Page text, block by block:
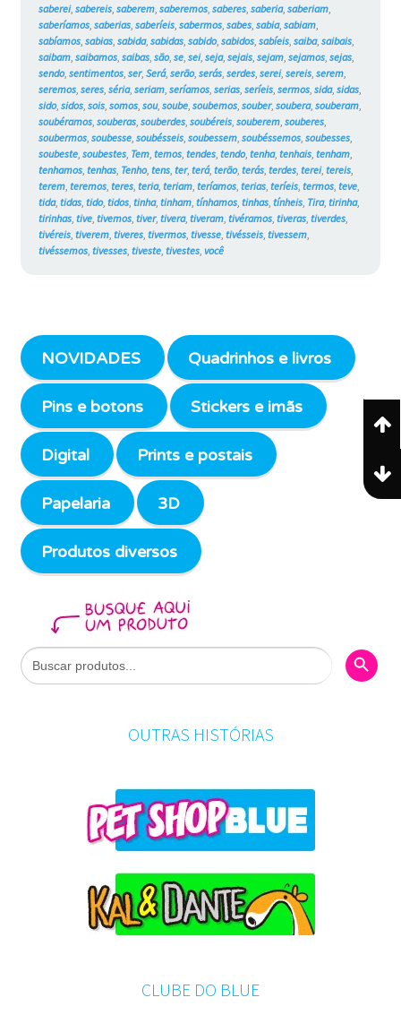
saberei, sabereis, saberem, saberemos, saberes, saberia, saberiam,
saberíamos, saberias, saberíeis, sabermos, sabes, sabia, sabiam,
sabíamos, sabias, sabida, sabidas, sabido, sabidos, sabíeis, saiba, saibais,
saibam, saibamos, saibas, são, se, sei, seja, sejais, sejam, sejamos, sejas,
sendo, sentimentos, ser, Será, serão, serás, serdes, serei, sereis, serem,
seremos, seres, séria, seriam, seríamos, serias, seríeis, sermos, sida, sidas,
sido, sidos, sois, somos, sou, soube, soubemos, souber, soubera, souberam,
soubéramos, souberas, souberdes, soubéreis, souberem, souberes,
soubermos, soubesse, soubésseis, soubessem, soubéssemos, soubesses,
soubeste, soubestes, Tem, temos, tendes, tendo, tenha, tenhais, tenham,
tenhamos, tenhas, Tenho, tens, ter, terá, terão, terás, terdes, terei, tereis,
terem, teremos, teres, teria, teriam, teríamos, terias, teríeis, termos, teve,
tida, tidas, tido, tidos, tinha, tinham, tínhamos, tinhas, tínheis, Tira, tirinha,
tirinhas, tive, tivemos, tiver, tivera, tiveram, tivéramos, tiveras, tiverdes,
tivéreis, tiverem, tiveres, tivermos, tivesse, tivésseis, tivessem,
tivéssemos, tivesses, tiveste, tivestes, você
NOVIDADES Quadrinhos e livros
Pins e botons Stickers e imãs
Digital Prints e postais
Papelaria 3D
Produtos diversos
Search
for:
Search
OUTRAS HISTÓRIAS
CLUBE DO BLUE